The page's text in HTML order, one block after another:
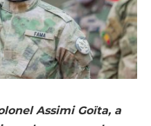
Assimi Goïta, a